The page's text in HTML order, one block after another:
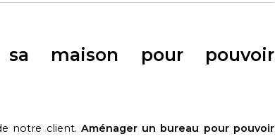
sa maison pour pouvoir
notre client. Aménager un bureau pour pouvoir